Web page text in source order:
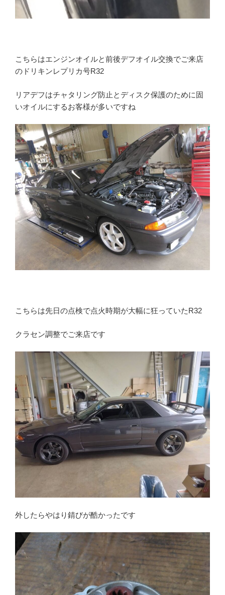
こちらはエンジンオイルと前後デフオイル交換でご来店
のドリキンレプリカ号R32
リアデフはチャタリング防止とディスク保護のために固
いオイルにするお客様が多いですね
こちらは先日の点検で点火時期が大幅に狂っていたR32
クラセン調整でご来店です
外したらやはり錆びが酷かったです